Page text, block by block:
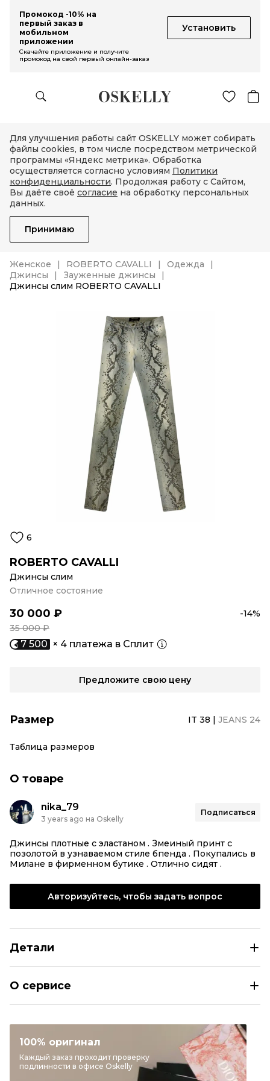
Промокод -10% на
первый заказ в
мобильном
приложении
Установить
Скачайте приложение и получите
промокод на свой первый онлайн-заказ
Для улучшения работы сайт OSKELLY может собирать
файлы cookies, в том числе посредством метрической
программы «Яндекс метрика». Обработка
осуществляется согласно условиям Политики
конфиденциальности. Продолжая работу с Сайтом,
Вы даёте своё согласие на обработку персональных
данных.
Принимаю
Женское ROBERTO CAVALLI
Одежда
Джинсы
Зауженные джинсы
Джинсы слим ROBERTO CAVALLI
6
ROBERTO CAVALLI
Джинсы слим
Отличное состояние
30 000 ₽
-14%
35 000 ₽
7 500 × 4 платежа в Сплит
Предложите свою цену
Размер IT 38 | JEANS 24
Таблица размеров
О товаре
nika_79
3 years ago на Oskelly
Подписаться
Джинсы плотные с эластаном . Змеиный принт с
позолотой в узнаваемом стиле бпенда . Покупались в
Милане в фирменном бутике . Отлично сидят .
Авторизуйтесь, чтобы задать вопрос
Детали
Категория
Зауженные джинсы
Бренд
ROBERTO CAVALLI
Цвет
Другое
О сервисе
100% оригинал
Каждый заказ проходит проверку
подлинности в офисе Oskelly